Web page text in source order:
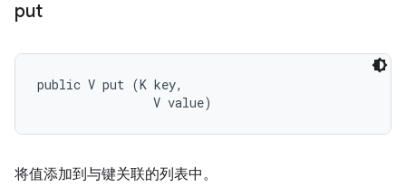
put
public V put (K key,
                V value)
将值添加到与键关联的列表中。